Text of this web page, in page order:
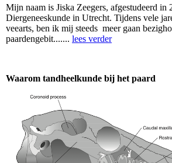
Mijn naam is Jiska Zeegers, afgestudeerd in
Diergeneeskunde in Utrecht. Tijdens vele
veearts, ben ik mij steeds meer gaan
paardengebit....... lees verder
Waarom tandheelkunde bij het paard